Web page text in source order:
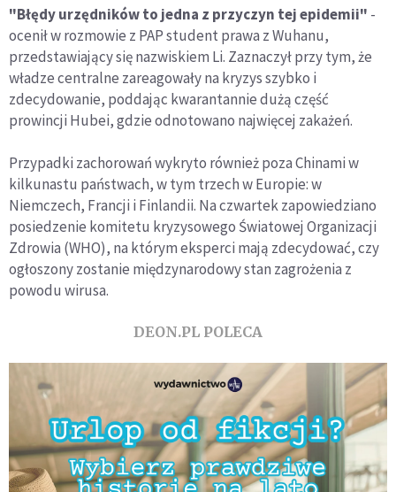
"Błędy urzędników to jedna z przyczyn tej epidemii" -
ocenił w rozmowie z PAP student prawa z Wuhanu,
przedstawiający się nazwiskiem Li. Zaznaczył przy tym, że
władze centralne zareagowały na kryzys szybko i
zdecydowanie, poddając kwarantannie dużą część
prowincji Hubei, gdzie odnotowano najwięcej zakażeń.
Przypadki zachorowań wykryto również poza Chinami w
kilkunastu państwach, w tym trzech w Europie: w
Niemczech, Francji i Finlandii. Na czwartek zapowiedziano
posiedzenie komitetu kryzysowego Światowej Organizacji
Zdrowia (WHO), na którym eksperci mają zdecydować, czy
ogłoszony zostanie międzynarodowy stan zagrożenia z
powodu wirusa.
DEON.PL POLECA